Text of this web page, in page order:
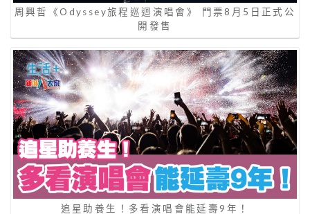
周興哲《Odyssey旅程巡迴演唱會》 門票8月5日正式公
開發售
追星助養生！多看演唱會能延壽9年！